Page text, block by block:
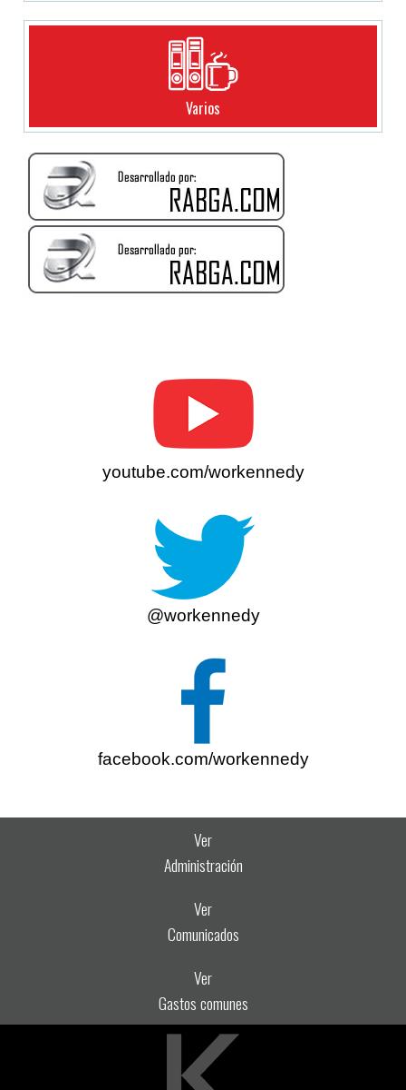
Varios
youtube.com/workennedy
@workennedy
facebook.com/workennedy
Ver
Administración
Ver
Comunicados
Ver
Gastos comunes